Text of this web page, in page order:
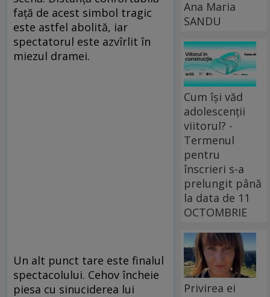
faţă de acest simbol tragic
este astfel abolită, iar
spectatorul este azvîrlit în
miezul dramei.
Un alt punct tare este finalul
spectacolului. Cehov încheie
piesa cu sinuciderea lui
Ana Maria
SANDU
Cum își văd
adolescenții
viitorul? -
Termenul
pentru
înscrieri s-a
prelungit până
la data de 11
OCTOMBRIE
Privirea ei